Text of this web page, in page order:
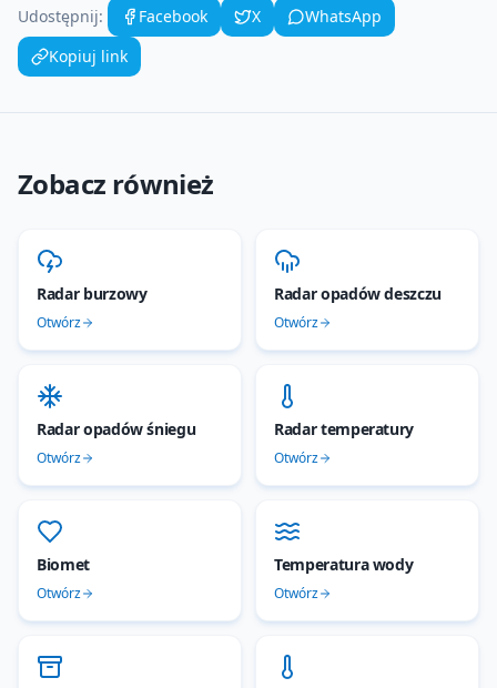
Udostępnij: Facebook X
WhatsApp
Kopiuj link
Zobacz również
Radar burzowy
Otwórz
Radar opadów deszczu
Otwórz
Radar opadów śniegu
Otwórz
Radar temperatury
Otwórz
Biomet
Otwórz
Temperatura wody
Otwórz